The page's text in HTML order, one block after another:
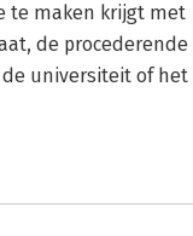
te maken krijgt met
de procederende
universiteit of het